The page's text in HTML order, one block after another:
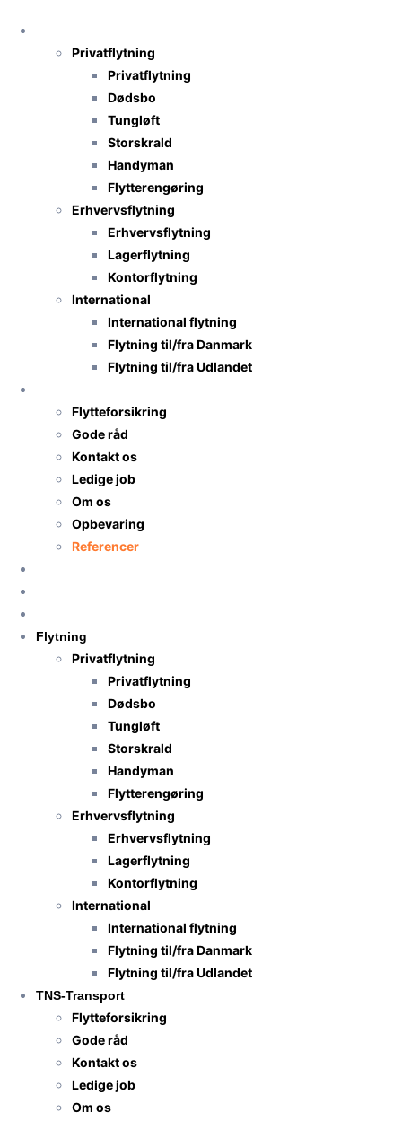
Privatflytning
Privatflytning
Dødsbo
Tungløft
Storskrald
Handyman
Flytterengøring
Erhvervsflytning
Erhvervsflytning
Lagerflytning
Kontorflytning
International
International flytning
Flytning til/fra Danmark
Flytning til/fra Udlandet
Flytteforsikring
Gode råd
Kontakt os
Ledige job
Om os
Opbevaring
Referencer
Flytning
Privatflytning
Privatflytning
Dødsbo
Tungløft
Storskrald
Handyman
Flytterengøring
Erhvervsflytning
Erhvervsflytning
Lagerflytning
Kontorflytning
International
International flytning
Flytning til/fra Danmark
Flytning til/fra Udlandet
TNS-Transport
Flytteforsikring
Gode råd
Kontakt os
Ledige job
Om os